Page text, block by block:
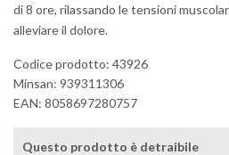
di 8 ore, rilassando le tensioni
alleviare il dolore.
Codice prodotto: 43926
Minsan: 939311306
EAN: 8058697280757
Questo prodotto è detraibile